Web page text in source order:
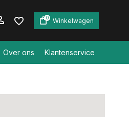
0 Winkelwagen
Over ons Klantenservice